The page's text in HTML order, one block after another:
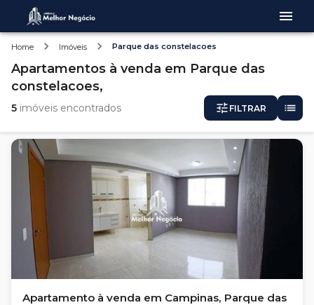
Home Imóveis Parque das constelacoes
Apartamentos à venda em Parque das
constelacoes,
5 imóveis encontrados FILTRAR
Apartamento à venda em Campinas, Parque das